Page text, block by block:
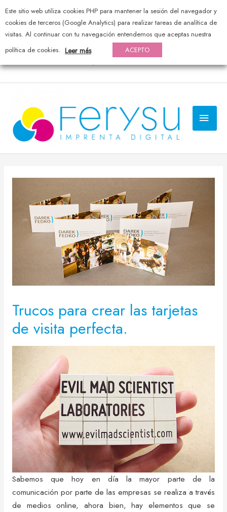
976 44 20 25 — pedidos@ferysu.com
Trucos para crear las tarjetas
de visita perfecta.
Sabemos que hoy en día la mayor parte de la
comunicación por parte de las empresas se realiza a través
de medios online, ahora bien, hay elementos que se
Este sitio web utiliza cookies PHP para mantener la sesión del navegador y
cookies de terceros (Google Analytics) para realizar tareas de analítica de
visitas. Al continuar con tu navegación entendemos que aceptas nuestra
política de cookies. Leer más ACEPTO